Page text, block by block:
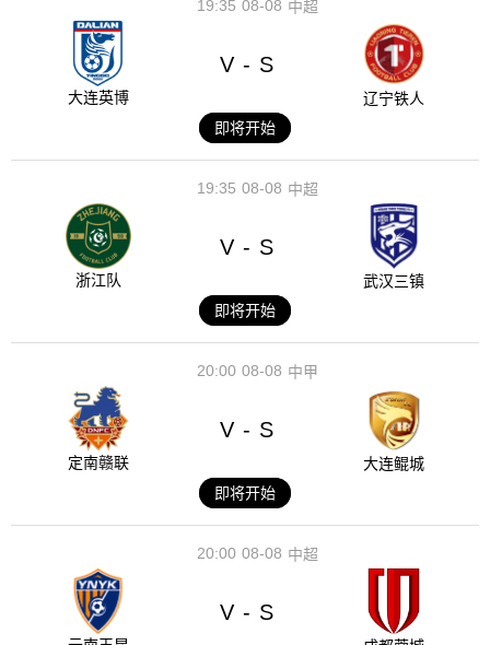
08-08
19:35 中超
大连英博
V - S
辽宁铁人
即将开始
08-08
19:35 中超
浙江队
V - S
武汉三镇
即将开始
08-08
20:00 中甲
定南赣联
V - S
大连鲲城
即将开始
08-08
20:00 中超
V - S